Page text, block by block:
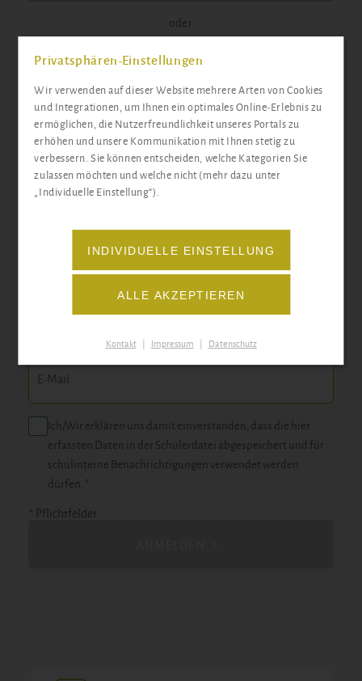
oder
PDF-DATEI ÖFFNEN
Docemus-Newsletter
Ich/Wir erklären uns damit einverstanden, dass die hier
erfassten Daten in der Schülerdatei abgespeichert und für
schulinterne Benachrichtigungen verwendet werden
dürfen. *
* Pflichtfelder
Privatsphären-Einstellungen
Wir verwenden auf dieser Website mehrere Arten von Cookies
und Integrationen, um Ihnen ein optimales Online-Erlebnis zu
ermöglichen, die Nutzerfreundlichkeit unseres Portals zu
erhöhen und unsere Kommunikation mit Ihnen stetig zu
verbessern. Sie können entscheiden, welche Kategorien Sie
zulassen möchten und welche nicht (mehr dazu unter
„Individuelle Einstellung“).
INDIVIDUELLE EINSTELLUNG
ALLE AKZEPTIEREN
Kontakt Impressum Datenschutz